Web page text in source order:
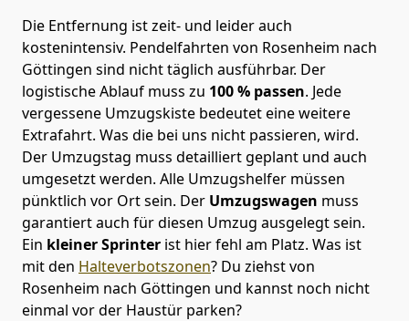
Die Entfernung ist zeit- und leider auch
kostenintensiv. Pendelfahrten von Rosenheim nach
Göttingen sind nicht täglich ausführbar. Der
logistische Ablauf muss zu 100 % passen. Jede
vergessene Umzugskiste bedeutet eine weitere
Extrafahrt. Was die bei uns nicht passieren, wird.
Der Umzugstag muss detailliert geplant und auch
umgesetzt werden. Alle Umzugshelfer müssen
pünktlich vor Ort sein. Der Umzugswagen muss
garantiert auch für diesen Umzug ausgelegt sein.
Ein kleiner Sprinter ist hier fehl am Platz. Was ist
mit den Halteverbotszonen? Du ziehst von
Rosenheim nach Göttingen und kannst noch nicht
einmal vor der Haustür parken?